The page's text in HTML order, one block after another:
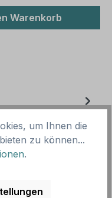
Warenkorb
– Feldbahn
- Ve…
um Ihnen die
zu können...
.